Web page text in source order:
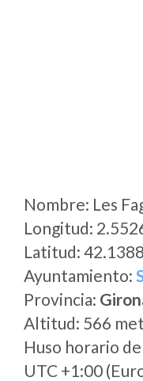
Nombre: Les
Longitud:
Latitud:
Ayuntamiento:
Provincia:
Altitud: 566
Huso horario de
UTC +1:00